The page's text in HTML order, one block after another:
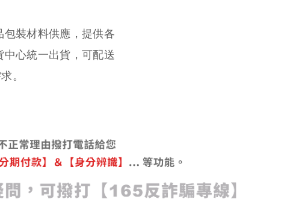
裝材料供應，提供各
心統一出貨，可配送
。